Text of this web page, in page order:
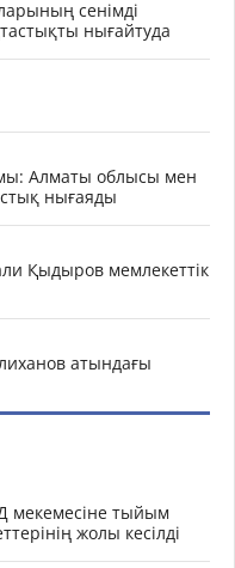
сенімді
нығайтуда
Алматы облысы мен
нығаяды
Қыдыров мемлекеттік
атындағы
мекемесіне тыйым
жолы кесілді